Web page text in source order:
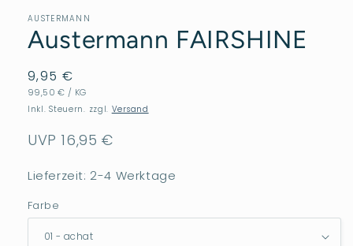
AUSTERMANN
Austermann FAIRSHINE
Normaler
Preis
9,95 €
GRUNDPREIS
99,50 € / PRO
KG
Inkl. Steuern. zzgl. Versand
UVP 16,95 €
Lieferzeit: 2-4 Werktage
Farbe